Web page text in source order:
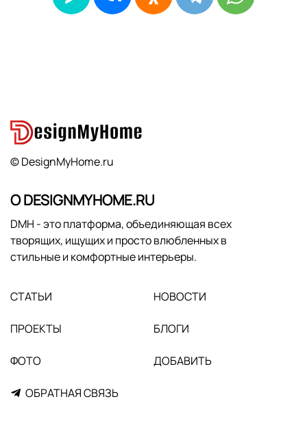
© DesignMyHome.ru
О DESIGNMYHOME.RU
DMH - это платформа, объединяющая всех
творящих, ищущих и просто влюбленных в
стильные и комфортные интерьеры.
СТАТЬИ НОВОСТИ
ПРОЕКТЫ БЛОГИ
ФОТО ДОБАВИТЬ
ОБРАТНАЯ СВЯЗЬ